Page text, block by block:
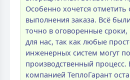
Особенно хочется отметить
выполнения заказа. Всё
точно в оговоренные
для нас, так как любые
инженерных систем могут
производственный процесс.
компанией ТеплоГарант